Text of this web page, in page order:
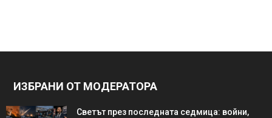
ИЗБРАНИ ОТ МОДЕРАТОРА
Светът през последната седмица: войни,